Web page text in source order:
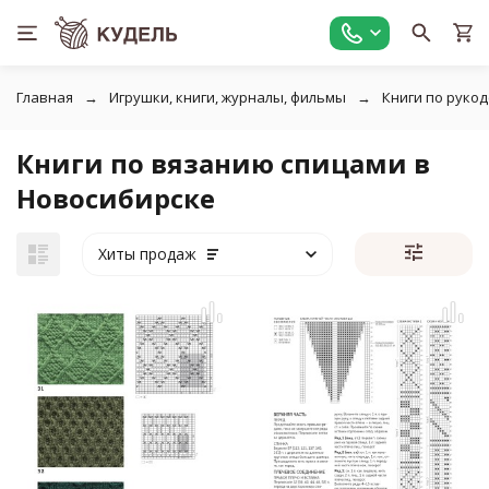
Главная Игрушки, книги, журналы, фильмы Книги по
Книги по вязанию спицами в
Новосибирске
Хиты продаж